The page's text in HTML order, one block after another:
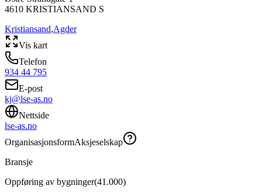
4610 KRISTIANSAND S
Kristiansand,Agder
Vis kart
Telefon
934 44 795
E-post
kj@lse-as.no
Nettside
lse-as.no
OrganisasjonsformAksjeselskap
Bransje
Oppføring av bygninger(41.000)